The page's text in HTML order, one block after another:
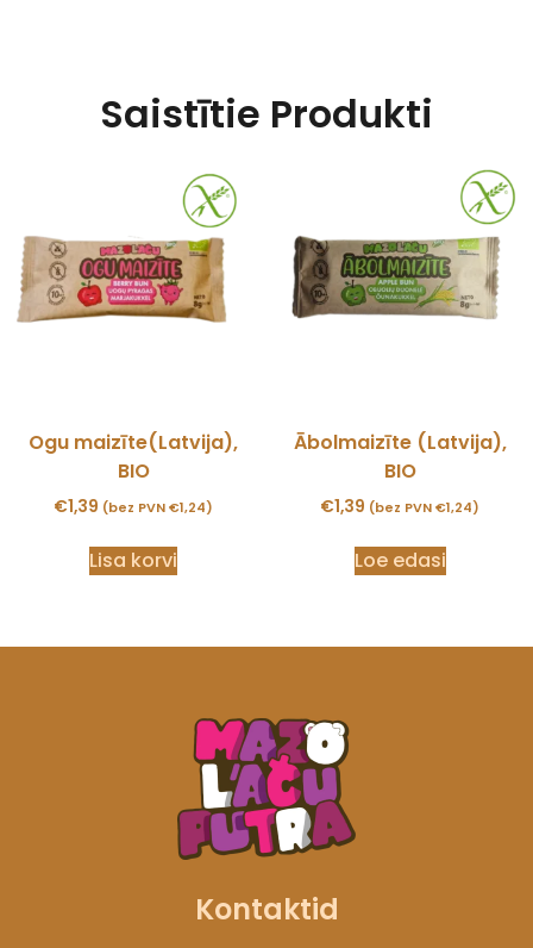
Saistītie Produkti
Ogu maizīte(Latvija),
BIO
€1,39 (bez PVN€1,24)
Lisa korvi
Ābolmaizīte (Latvija),
BIO
€1,39 (bez PVN€1,24)
Loe edasi
Kontaktid